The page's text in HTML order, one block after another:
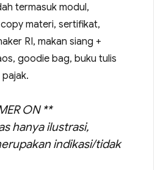
termasuk modul,
materi, sertifikat,
RI, makan siang +
goodie bag, buku tulis
ON **
hanya ilustrasi,
indikasi/tidak